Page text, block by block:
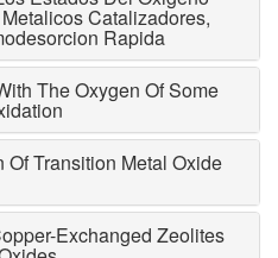
Catalizadores,
Rapida
The Oxygen Of Some
Of Transition Metal Oxide
Exchanged Zeolites